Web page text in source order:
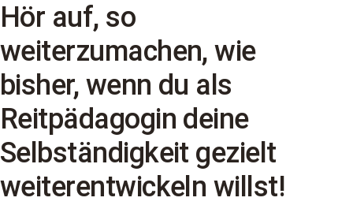
Hör auf, so
weiterzumachen, wie
bisher, wenn du als
Reitpädagogin deine
Selbständigkeit gezielt
weiterentwickeln willst!